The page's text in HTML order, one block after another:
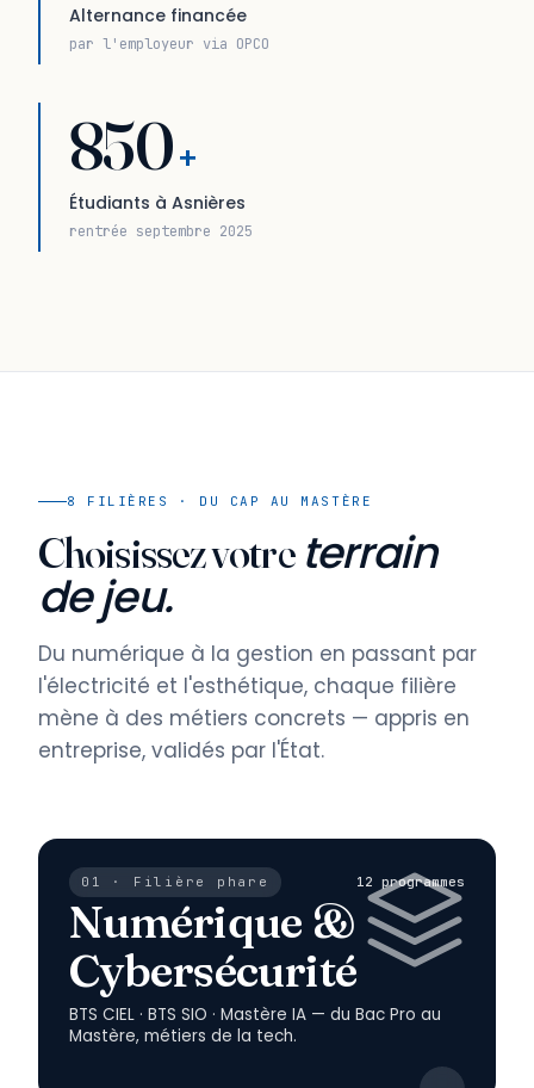
Alternance financée
par l'employeur via OPCO
850+
Étudiants à Asnières
rentrée septembre 2025
8 FILIÈRES · DU CAP AU MASTÈRE
Choisissez votre terrain
de jeu.
Du numérique à la gestion en passant par
l'électricité et l'esthétique, chaque filière
mène à des métiers concrets — appris en
entreprise, validés par l'État.
01 · Filière phare 12 programmes
Numérique &
Cybersécurité
BTS CIEL · BTS SIO · Mastère IA — du Bac Pro au
Mastère, métiers de la tech.